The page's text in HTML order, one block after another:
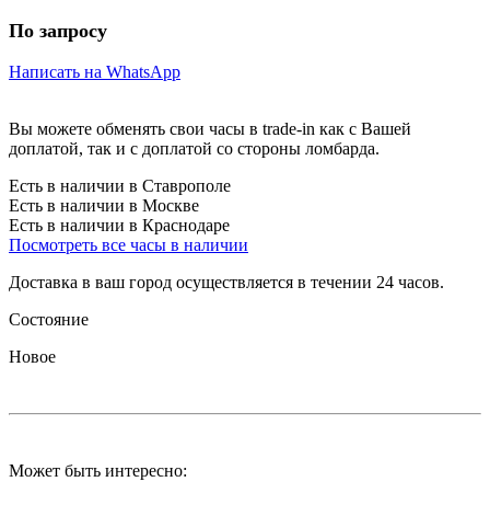
По запросу
Написать на WhatsApp
Вы можете обменять свои часы в trade-in как с Вашей
доплатой, так и с доплатой со стороны ломбарда.
Есть в наличии в Ставрополе
Есть в наличии в Москве
Есть в наличии в Краснодаре
Посмотреть все часы в наличии
Доставка в ваш город осуществляется в течении 24 часов.
Состояние
Новое
Может быть интересно: